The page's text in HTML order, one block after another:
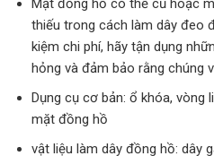
Mặt đồng hồ có thể cũ hoặc
thiếu trong cách làm dây đeo
kiệm chi phí, hãy tận dụng
hỏng và đảm bảo rằng chúng
Dụng cụ cơ bản: ổ khóa, vòng
mặt đồng hồ
vật liệu làm dây đồng hồ: dây